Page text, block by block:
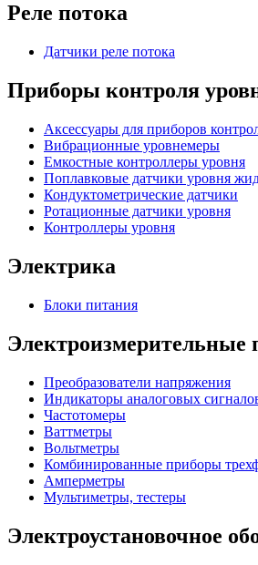
Реле потока
Датчики реле потока
Приборы контроля
Аксессуары для приборов
Вибрационные уровнемеры
Емкостные контроллеры уровня
Поплавковые датчики уровня
Кондуктометрические датчики
Ротационные датчики уровня
Контроллеры уровня
Электрика
Блоки питания
Электроизмерительные
Преобразователи напряжения
Индикаторы аналоговых
Частотомеры
Ваттметры
Вольтметры
Комбинированные приборы
Амперметры
Мультиметры, тестеры
Электроустановочное